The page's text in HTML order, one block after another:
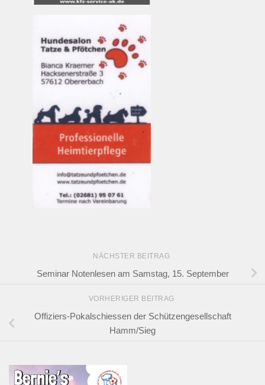
NÄCHSTER BEITRAG
Seminar Notenlesen am Samstag, 15. September
VORHERIGER BEITRAG
Offiziers-Pokalschiessen der Schützengesellschaft
Hamm/Sieg